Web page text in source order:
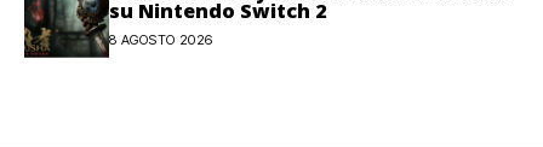
su Nintendo Switch 2
8 AGOSTO 2026